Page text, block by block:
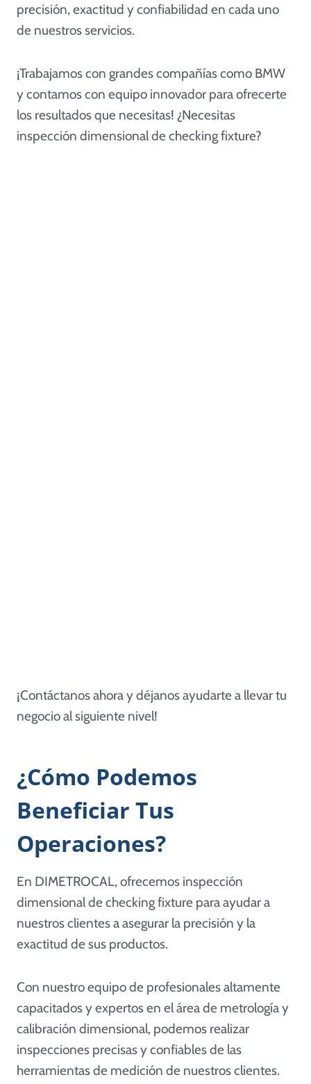
precisión, exactitud y confiabilidad en cada uno
de nuestros servicios.
¡Trabajamos con grandes compañías como BMW
y contamos con equipo innovador para ofrecerte
los resultados que necesitas! ¿Necesitas
inspección dimensional de checking fixture?
¡Contáctanos ahora y déjanos ayudarte a llevar tu
negocio al siguiente nivel!
¿Cómo Podemos
Beneficiar Tus
Operaciones?
En DIMETROCAL, ofrecemos inspección
dimensional de checking fixture para ayudar a
nuestros clientes a asegurar la precisión y la
exactitud de sus productos.
Con nuestro equipo de profesionales altamente
capacitados y expertos en el área de metrología y
calibración dimensional, podemos realizar
inspecciones precisas y confiables de las
herramientas de medición de nuestros clientes.